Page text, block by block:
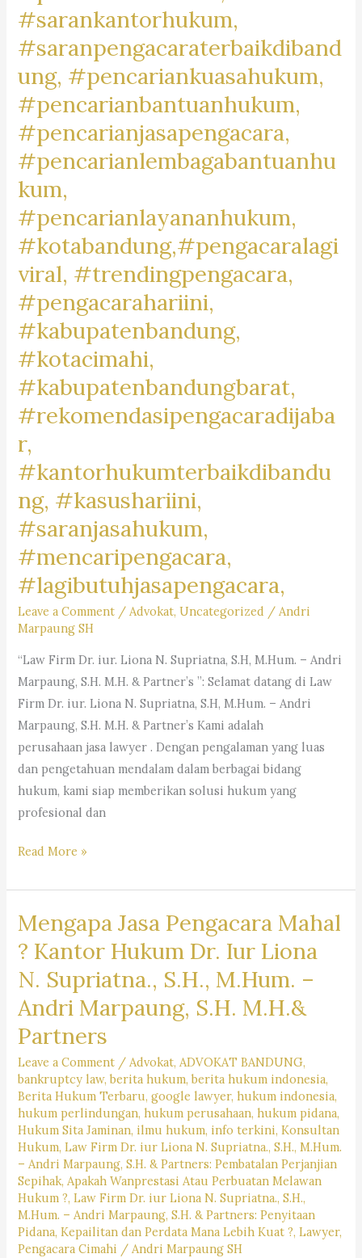
#rekomendasipengacara,
#rekomendasilawyer,
#beranda,
#pengacaratrendingdibandung,
#pengacaralagiviraldicimahi,
#pengacarapalingbanyakdicari,
#pengacaratanah,
#pengacarashm,
#aktivitaslawyer,
#caripengacaradigoogle,
#pengacarapalingtop,
#googletrend,
#googletrending,
#sarankantorhukum,
#saranpengacaraterbaikdiband
ung, #pencariankuasahukum,
#pencarianbantuanhukum,
#pencarianjasapengacara,
#pencarianlembagabantuanhu
kum,
#pencarianlayananhukum,
#kotabandung,#pengacaralagi
viral, #trendingpengacara,
#pengacarahariini,
#kabupatenbandung,
#kotacimahi,
#kabupatenbandungbarat,
#rekomendasipengacaradijaba
r,
#kantorhukumterbaikdibandu
ng, #kasushariini,
#saranjasahukum,
#mencaripengacara,
#lagibutuhjasapengacara,
Leave a Comment /Advokat,Uncategorized /Andri
Marpaung SH
“Law Firm Dr. iur. Liona N. Supriatna, S.H, M.Hum. – Andri
Marpaung, S.H. M.H. & Partner’s ”: Selamat datang di Law
Firm Dr. iur. Liona N. Supriatna, S.H, M.Hum. – Andri
Marpaung, S.H. M.H. & Partner’s Kami adalah
perusahaan jasa lawyer . Dengan pengalaman yang luas
dan pengetahuan mendalam dalam berbagai bidang
hukum, kami siap memberikan solusi hukum yang
profesional dan
#rekomendasipengacaraperusahaan,
#pencarianlawyer,
#pencarianadvokat,
#sarankantorhukum,
#saranpengacaraterbaikdibandung,
#pencariankuasahukum,
#pencarianbantuanhukum,
#pencarianjasapengacara,
#pencarianlembagabantuanhukum,
#pencarianlayananhukum,
#kotabandung,#pengacaralagiviral,
#trendingpengacara,
#pengacarahariini,
#kabupatenbandung,
#kotacimahi,
#kabupatenbandungbarat,
#rekomendasipengacaradijabar,
#kantorhukumterbaikdibandung,
Read More »
Mengapa Jasa Pengacara Mahal
? Kantor Hukum Dr. Iur Liona
N. Supriatna., S.H., M.Hum. –
Andri Marpaung, S.H. M.H.&
Partners
Leave a Comment /Advokat,ADVOKAT BANDUNG,
bankruptcy law,berita hukum,berita hukum indonesia,
Berita Hukum Terbaru,google lawyer,hukum indonesia,
hukum perlindungan,hukum perusahaan,hukum pidana,
Hukum Sita Jaminan, ilmu hukum, info terkini,Konsultan
Hukum,Law Firm Dr. iur Liona N. Supriatna., S.H., M.Hum.
– Andri Marpaung, S.H. & Partners: Pembatalan Perjanjian
Sepihak, Apakah Wanprestasi Atau Perbuatan Melawan
Hukum ?,Law Firm Dr. iur Liona N. Supriatna., S.H.,
M.Hum. – Andri Marpaung, S.H. & Partners: Penyitaan
Pidana, Kepailitan dan Perdata Mana Lebih Kuat ?,Lawyer,
Pengacara Cimahi /Andri Marpaung SH